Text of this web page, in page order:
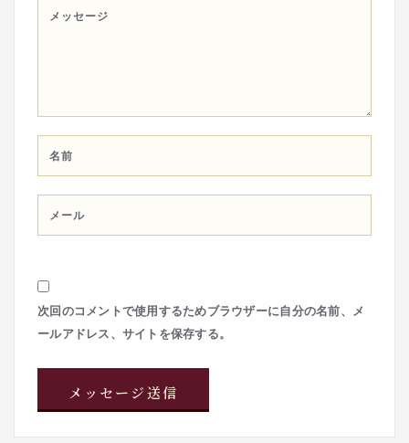
次回のコメントで使用するためブラウザーに自分の名前、メ
ールアドレス、サイトを保存する。